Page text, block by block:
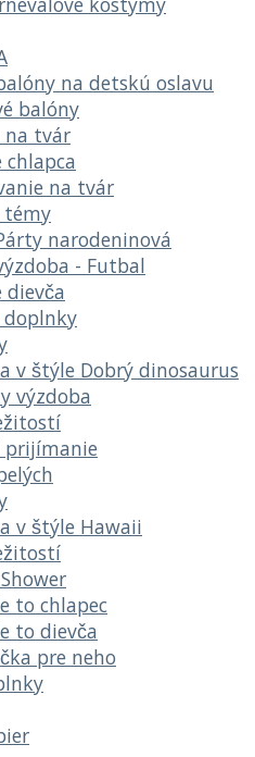
na detskú oslavu
balóny
na tvár
chlapca
na tvár
témy
narodeninová
- Futbal
dievča
doplnky
v štýle Dobrý dinosaurus
výzdoba
prijímanie
v štýle Hawaii
to chlapec
to dievča
pre neho